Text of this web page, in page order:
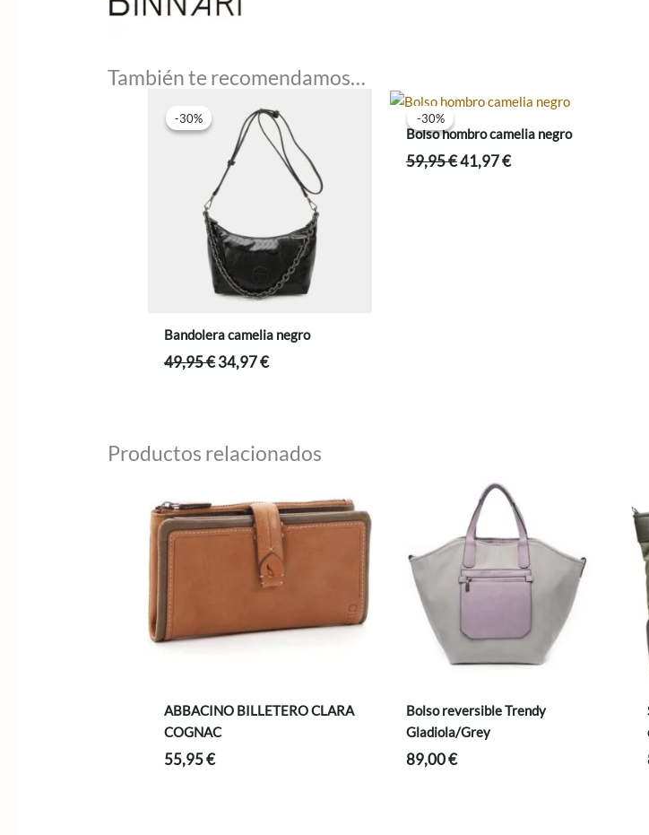
También te recomendamos…
-30%
-30%
Bandolera camelia negro
49,95€El
34,97€El
-30%
-30%
Bolso hombro camelia negro
59,95€El
41,97€El
Productos relacionados
ABBACINO BILLETERO CLARA
COGNAC
55,95€
Bolso reversible Trendy
Gladiola/Grey
89,00€